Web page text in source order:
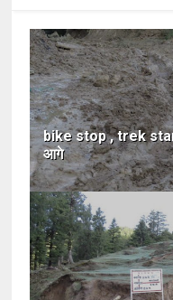
bike stop , trek
आगे